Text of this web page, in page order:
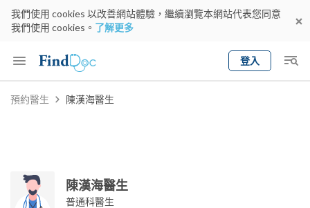
我們使用 cookies 以改善網站體驗，繼續瀏覽本網站代表您同意
我們使用 cookies。 了解更多
登入
Keyword
預約醫生 陳漢海醫生
陳漢海醫生
普通科醫生